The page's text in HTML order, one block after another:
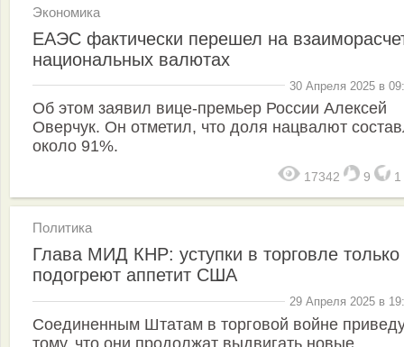
Экономика
ЕАЭС фактически перешел на
национальных валютах
30 Апреля 2025 в
Об этом заявил вице-премьер России Алексей
Оверчук. Он отметил, что доля нацвалют
около 91%.
17342 9 1
Политика
Глава МИД КНР: уступки в торговле только
подогреют аппетит США
29 Апреля 2025 в
Соединенным Штатам в торговой войне
тому, что они продолжат выдвигать новые